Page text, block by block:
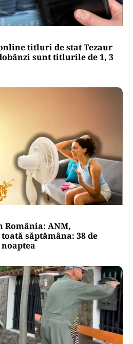
titluri de stat Tezaur
sunt titlurile de 1, 3
România: ANM,
săptămâna: 38 de